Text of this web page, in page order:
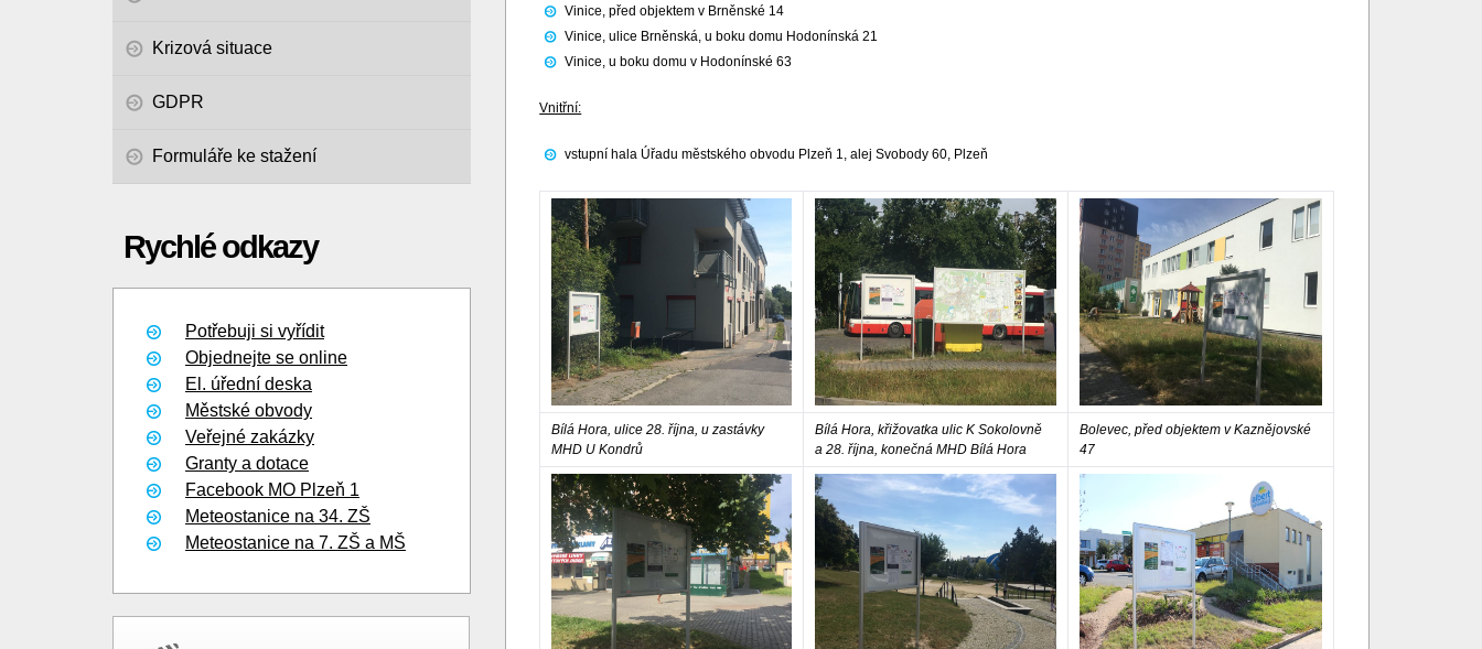
Vinice, před objektem v Brněnské 14
Vinice, ulice Brněnská, u boku domu Hodonínská 21
Vinice, u boku domu v Hodonínské 63
Vnitřní:
vstupní hala Úřadu městského obvodu Plzeň 1, alej Svobody 60, Plzeň
Bílá Hora, ulice 28. října, u zastávky
MHD U Kondrů
Bílá Hora, křižovatka ulic K Sokolovně
a 28. října, konečná MHD Bílá Hora
Bolevec, před objektem v Kaznějovské
47
Krizová situace
GDPR
Formuláře ke stažení
Rychlé odkazy
Potřebuji si vyřídit
Objednejte se online
El. úřední deska
Městské obvody
Veřejné zakázky
Granty a dotace
Facebook MO Plzeň 1
Meteostanice na 34. ZŠ
Meteostanice na 7. ZŠ a MŠ